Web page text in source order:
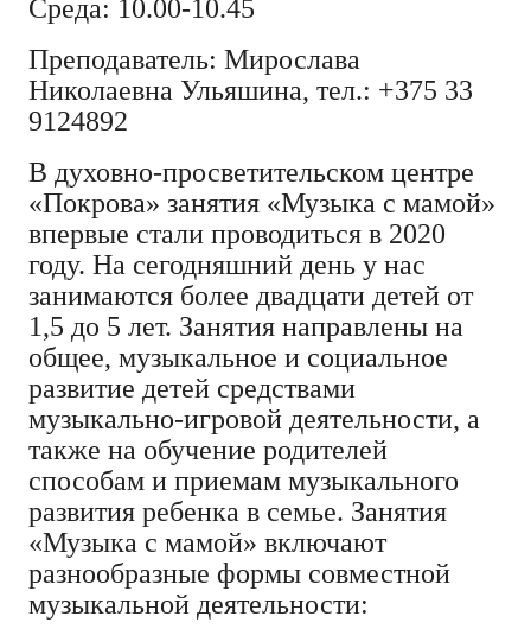
Среда: 10.00-10.45
Преподаватель: Мирослава
Николаевна Ульяшина, тел.: +375 33
9124892
В духовно-просветительском центре
«Покрова» занятия «Музыка с мамой»
впервые стали проводиться в 2020
году. На сегодняшний день у нас
занимаются более двадцати детей от
1,5 до 5 лет. Занятия направлены на
общее, музыкальное и социальное
развитие детей средствами
музыкально-игровой деятельности, а
также на обучение родителей
способам и приемам музыкального
развития ребенка в семье. Занятия
«Музыка с мамой» включают
разнообразные формы совместной
музыкальной деятельности: